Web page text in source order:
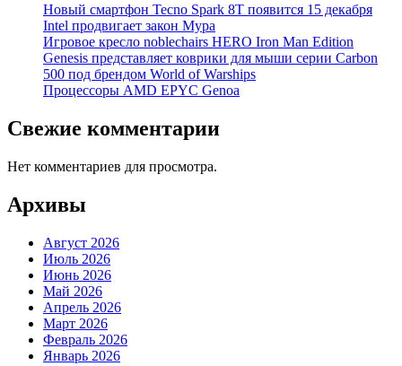
Новый смартфон Tecno Spark 8T появится 15 декабря
Intel продвигает закон Мура
Игровое кресло noblechairs HERO Iron Man Edition
Genesis представляет коврики для мыши серии Carbon
500 под брендом World of Warships
Процессоры AMD EPYC Genoa
Свежие комментарии
Нет комментариев для просмотра.
Архивы
Август 2026
Июль 2026
Июнь 2026
Май 2026
Апрель 2026
Март 2026
Февраль 2026
Январь 2026